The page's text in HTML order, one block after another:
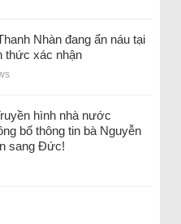
Nhàn đang ẩn náu tại
xác nhận
hình nhà nước
bố thông tin bà Nguyễn
sang Đức!